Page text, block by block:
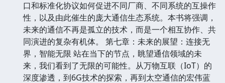
口和标准化协议如何促进不同厂商、不同系统的互操作
性，以及由此催生的庞大通信生态系统。本书将强调，
未来的通信不再是孤立的技术，而是一个相互协作、共
同演进的复杂有机体。 第七章：未来的展望：连接无
界，智能无限 站在当下的节点，眺望通信领域的未
来，我们看到了无限的可能性。从万物互联（IoT）的
深度渗透，到6G技术的探索，再到太空通信的宏伟蓝